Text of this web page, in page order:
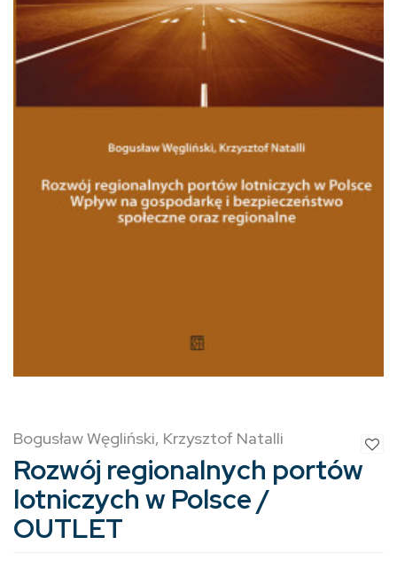
Bogusław Węgliński, Krzysztof Natalli
Rozwój regionalnych portów
lotniczych w Polsce /
OUTLET